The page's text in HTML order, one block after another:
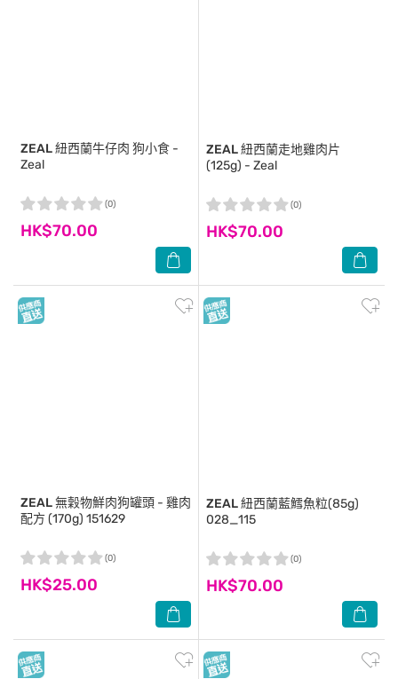
ZEAL紐西蘭牛仔肉 狗小食 -
Zeal
HK$70.00
(0)
ZEAL紐西蘭走地雞肉片
(125g) - Zeal
HK$70.00
(0)
ZEAL無穀物鮮肉狗罐頭 - 雞肉
配方 (170g) 151629
HK$25.00
(0)
ZEAL紐西蘭藍鱈魚粒(85g)
028_115
HK$70.00
(0)